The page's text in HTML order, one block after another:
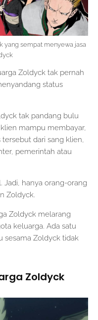
yang sempat menyewa jasa
Zoldyck tak pernah
status
tak pandang bulu
mampu membayar,
dari sang klien,
pemerintah atau
Jadi, hanya orang-orang
Zoldyck.
Zoldyck melarang
keluarga. Ada satu
sesama Zoldyck tidak
Zoldyck